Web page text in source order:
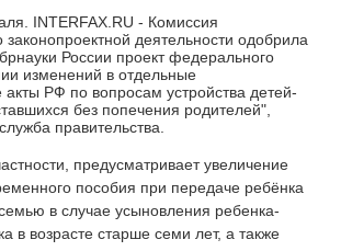
INTERFAX.RU - Комиссия
законопроектной деятельности одобрила
России проект федерального
изменений в отдельные
акты РФ по вопросам устройства детей-
без попечения родителей",
правительства.
предусматривает увеличение
пособия при передаче ребёнка
в случае усыновления ребенка-
в возрасте старше семи лет, а также